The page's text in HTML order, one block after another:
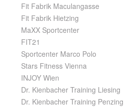
Fit Fabrik Maculangasse
Fit Fabrik Hietzing
MaXX Sportcenter
FIT21
Sportcenter Marco Polo
Stars Fitness Vienna
INJOY Wien
Dr. Kienbacher Training Liesing
Dr. Kienbacher Training Penzing